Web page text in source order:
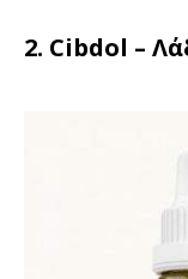
2. Cibdol –